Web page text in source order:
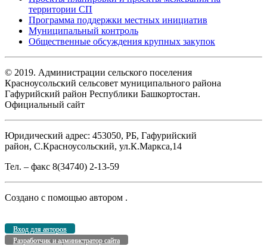
территории СП
Программа поддержки местных инициатив
Муниципальный контроль
Общественные обсуждения крупных закупок
© 2019. Администрации сельского поселения
Красноусольский сельсовет муниципального района
Гафурийский район Республики Башкортостан.
Официальный сайт
Юридический адрес: 453050, РБ, Гафурийский
район, С.Красноусольский, ул.К.Маркса,14
Тел. – факс 8(34740) 2-13-59
Создано с помощью автором .
Вход для авторов
Разработчик и администратор сайта